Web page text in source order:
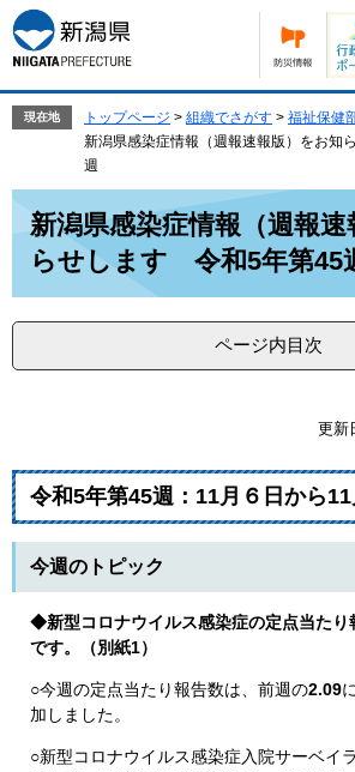
ー
ジ
の
す。
ニ
ュ
ー
し
現在地 トップページ > 組織でさがす > 福祉保健
新潟県感染症情報（週報速報版）をお
週
新潟県感染症情報（週報
らせします 令和5年第45
ページ内目次
更新
令和5年第45週 ：11月６ 日から
今週のトピック
◆新型コロナウイルス感染症の定点当たり
です。（別紙1）
○今週の定点当たり報告数は、前週の2.09
加しました。
○​新型コロナウイルス感染症入院サーベイ